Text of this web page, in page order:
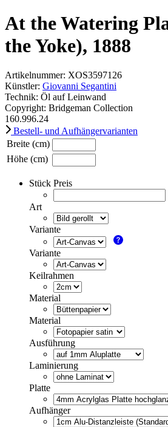
At the Watering
the Yoke), 1888
Artikelnummer: XOS3597126
Künstler: Giovanni Segantini
Technik: Öl auf Leinwand
Copyright: Bridgeman Collection
160.996.24
Bestell- und Aufhängervarianten
Breite (cm)
Höhe (cm)
Stück Preis
Art
Variante
Variante
Keilrahmen
Material
Material
Ausführung
Laminierung
Platte
Aufhänger